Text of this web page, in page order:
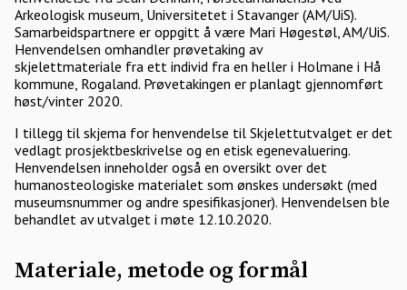
Arkeologisk museum, Universitetet i Stavanger (AM/UiS).
Samarbeidspartnere er oppgitt å være Mari Høgestøl, AM/UiS.
Henvendelsen omhandler prøvetaking av
skjelettmateriale fra ett individ fra en heller i Holmane i Hå
kommune, Rogaland. Prøvetakingen er planlagt gjennomført
høst/vinter 2020.
I tillegg til skjema for henvendelse til Skjelettutvalget er det
vedlagt prosjektbeskrivelse og en etisk egenevaluering.
Henvendelsen inneholder også en oversikt over det
humanosteologiske materialet som ønskes undersøkt (med
museumsnummer og andre spesifikasjoner). Henvendelsen ble
behandlet av utvalget i møte 12.10.2020.
Materiale, metode og formål